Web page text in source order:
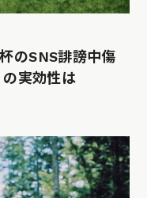
のSNS誹謗中傷
実効性は